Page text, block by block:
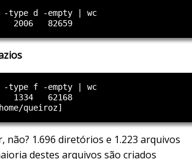
-type d -empty | wc
-type f -empty | wc
1334   62168
não? 1.696 diretórios e 1.223 arquivos
destes arquivos são criados